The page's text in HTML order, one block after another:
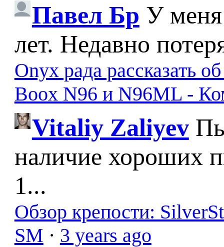
Павел Бр У меня
лет. Недавно
Onyx рада рассказать
Boox N96 и N96ML -
Vitaliy Zaliyev
наличие хороших
1...
Обзор крепости:
SM · 3 years ago